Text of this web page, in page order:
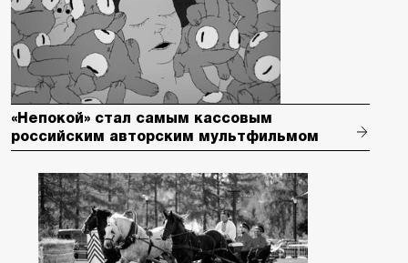
«Непокой» стал самым кассовым
российским авторским мультфильмом